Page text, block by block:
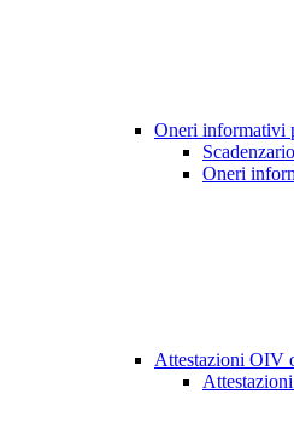
Oneri informativi
Oneri
Attestazioni OIV